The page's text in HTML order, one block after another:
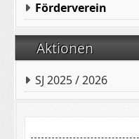
Förderverein
Aktionen
SJ 2025 / 2026